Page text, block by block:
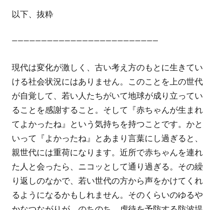
以下、抜粋
—————————————————————————
現代は変化が激しく、古い考え方のもとに生きてい
ける社会状況にはありません。このことを上の世代
が自覚して、若い人たちがいて地球が成り立ってい
ることを感謝すること。そして『赤ちゃんが生まれ
てよかったね』という気持ちを持つことです。かと
いって『よかったね』とあまり言葉にし過ぎると、
親世代には重荷になります。近所で赤ちゃんを連れ
た人と会ったら、ニコッとして通り過ぎる。その繰
り返しのなかで、若い世代の方から声をかけてくれ
るようになるかもしれません。そのくらいのゆるや